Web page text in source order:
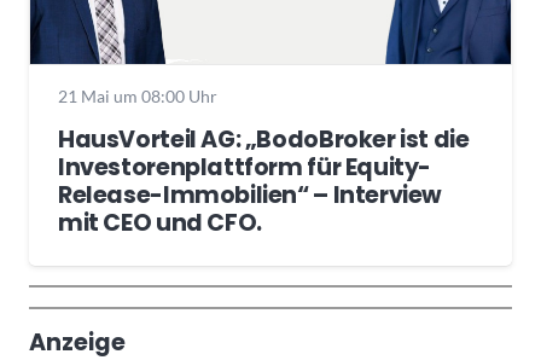
21 Mai um 08:00 Uhr
HausVorteil AG: „BodoBroker ist die
Investorenplattform für Equity-
Release-Immobilien“ – Interview
mit CEO und CFO.
Wochenrückblick
Trendthemen
Anzeige